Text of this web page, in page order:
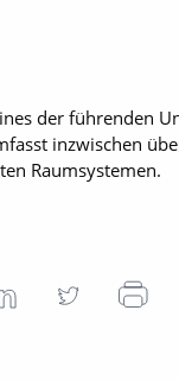
der führenden
inzwischen
Raumsystemen.